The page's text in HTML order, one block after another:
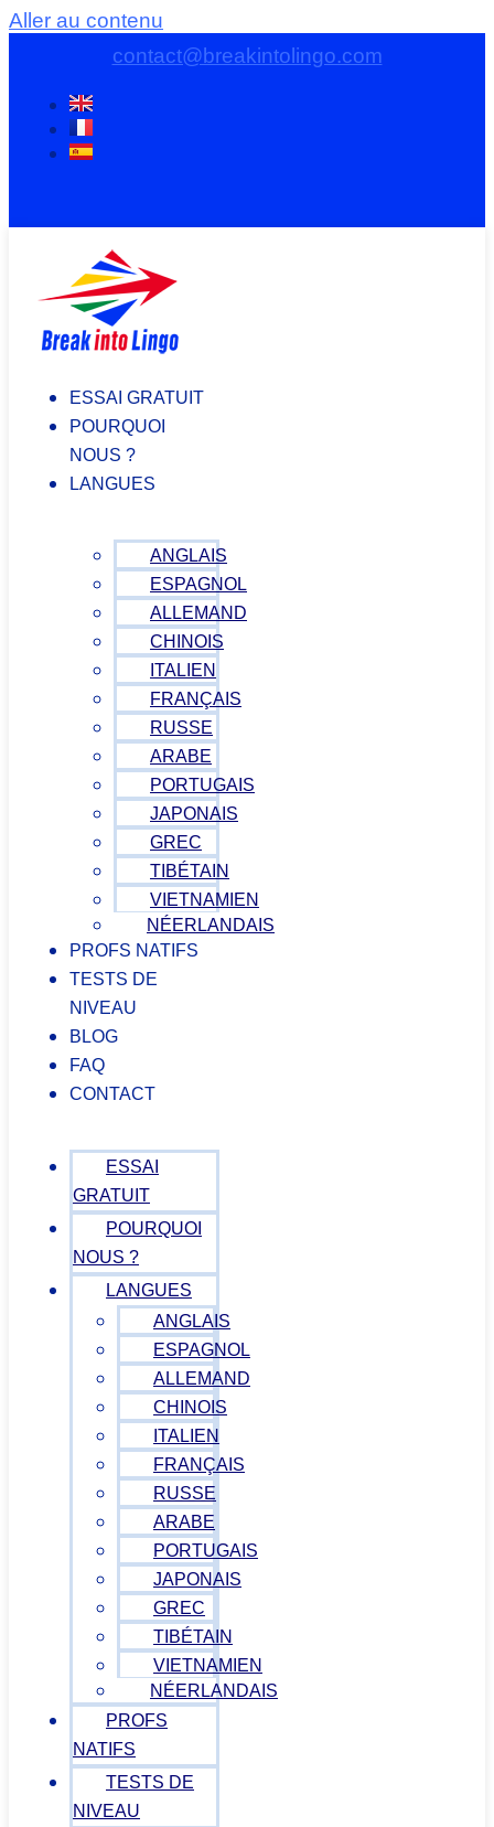
Aller au contenu
contact@breakintolingo.com
ESSAI GRATUIT
POURQUOI
NOUS ?
LANGUES
ANGLAIS
ESPAGNOL
ALLEMAND
CHINOIS
ITALIEN
FRANÇAIS
RUSSE
ARABE
PORTUGAIS
JAPONAIS
GREC
TIBÉTAIN
VIETNAMIEN
NÉERLANDAIS
PROFS NATIFS
TESTS DE
NIVEAU
BLOG
FAQ
CONTACT
ESSAI
GRATUIT
POURQUOI
NOUS ?
LANGUES
ANGLAIS
ESPAGNOL
ALLEMAND
CHINOIS
ITALIEN
FRANÇAIS
RUSSE
ARABE
PORTUGAIS
JAPONAIS
GREC
TIBÉTAIN
VIETNAMIEN
NÉERLANDAIS
PROFS
NATIFS
TESTS DE
NIVEAU